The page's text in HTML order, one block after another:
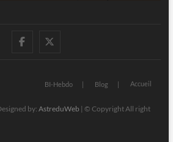
facebook
BI-Hebdo Blog Accueil
by: AstreduWeb | © Copyright All right